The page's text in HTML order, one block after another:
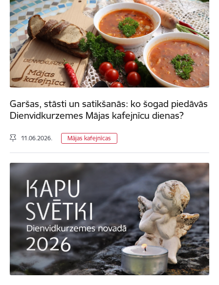
Garšas, stāsti un satikšanās: ko šogad piedāvās
Dienvidkurzemes Mājas kafejnīcu dienas?
11.06.2026. Mājas kafejnīcas